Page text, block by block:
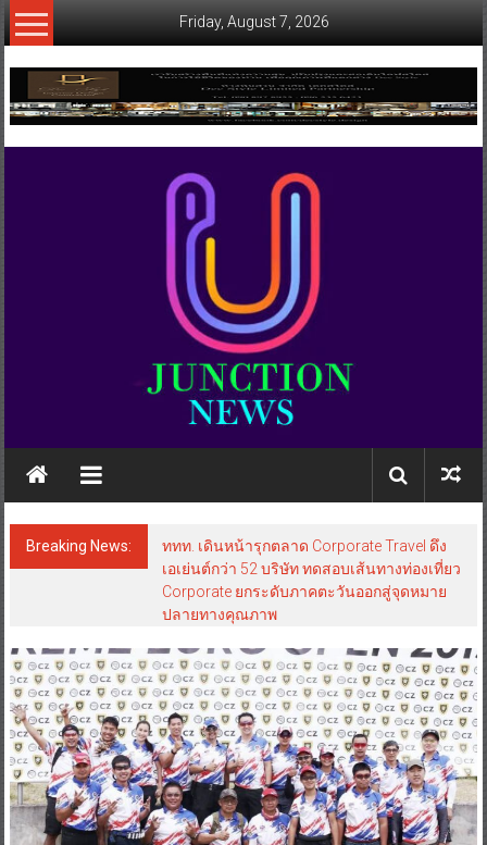
Skip
to
Friday, August 7, 2026
www.ujunctionnews.com
เว็บ
ข่าว
Breaking News:
ททท. เดินหน้ารุกตลาด Corporate Travel ดึง
เอเย่นต์กว่า 52 บริษัท ทดสอบเส้นทางท่องเที่ยว
Corporate ยกระดับภาคตะวันออกสู่จุดหมาย
ปลายทางคุณภาพ